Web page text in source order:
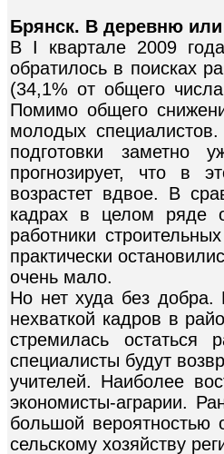
Брянск. В деревню
В I квартале 2009
обратилось в поисках
(34,1% от общего
Помимо общего
молодых
подготовки заметно
прогнозирует, что в
возрастет вдвое. В
кадрах в целом ряде
работники
практически
очень мало.
Но нет худа без добра.
нехваткой кадров в
стремилась остаться
специалисты будут
учителей. Наиболее
экономисты-аграрии.
большой вероятностью
сельскому хозяйству